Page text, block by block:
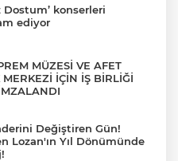
Dostum’ konserleri
ediyor
MÜZESİ VE AFET
İÇİN İŞ BİRLİĞİ
Değiştiren Gün!
Lozan'ın Yıl Dönümünde